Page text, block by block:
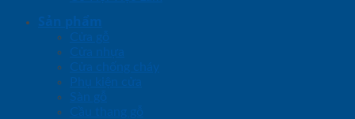
Sản phẩm
Cửa gỗ
Cửa nhựa
Cửa chống cháy
Phụ kiện cửa
Sàn gỗ
Cầu thang gỗ